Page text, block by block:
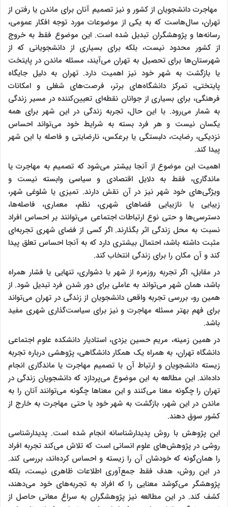
مهاجرت دانشجویان از کشور و نیز تصمیم آنان برای ماندن یا رفتن از
تهران، سال‌هاست که به یکی از موضوعات مورد توجه افکار عمومی،
رسانه‌ها و پژوهشگران تبدیل شده است. این موضوع فقط به خروج
از کشور محدود نیست، بلکه برای بسیاری از دانشجویانی که از
شهرستان‌ها برای تحصیل به تهران می‌آیند، مسئله ماندن در پایتخت
یا بازگشت به شهر خود نیز اهمیت دارد. تهران به دلیل جایگاه
پایتختی، تمرکز دانشگاه‌های برتر، فرصت‌های شغلی و امکانات
فرهنگی، برای بسیاری از جوانان نقطه‌ای تعیین‌کننده در مسیر زندگی
به شمار می‌رود. با این حال، تجربه زندگی در این شهر برای همه
یکسان نیست و هر فرد بسته به شرایط خود می‌تواند احساس
نزدیکی، رضایت، دلبستگی یا برعکس، نارضایتی و فاصله با این شهر
پیدا کند.
اهمیت این موضوع از آنجا بیشتر می‌شود که تصمیم به مهاجرت یا
ماندگاری، فقط به دلایل اقتصادی و سیاسی وابسته نیست و
ویژگی‌های خود شهر نیز در آن نقش دارند. تمیزی یا شلوغی شهر،
زیبایی یا نازیبایی فضاهای شهری، نظم، معماری، فاصله‌ها،
دسترسی‌ها و حتی نوع ارتباطات اجتماعی می‌توانند بر احساس افراد
نسبت به محل زندگی اثر بگذارند. اگر کسی از فضای شهری تجربه‌ای
مثبت داشته باشد، احتمال بیشتری دارد که به آنجا احساس تعلق پیدا
کند و آن مکان را برای زندگی انتخاب کند.
در مقابل، اگر تجربه روزمره از شهر با دشواری، تنهایی یا فشار همراه
باشد، همان شهر می‌تواند به عاملی برای دور شدن فرد تبدیل شود. از
همین رو، بررسی تجربه واقعی دانشجویان از زندگی در تهران می‌تواند
برای فهم بهتر مسئله مهاجرت و نیز برای سیاست‌گذاری شهری مفید
باشد.
در همین زمینه، مریم حسین یزدی، استادیار دانشکده علوم اجتماعی
دانشگاه تهران، به همراه یک همکار دانشگاهی، پژوهشی درباره تجربه
زیسته دانشجویان و ارتباط آن با تصمیم مهاجرت یا ماندگاری انجام
داده‌اند. این مطالعه به این موضوع می‌پردازد که دانشجویان زندگی در
تهران را چگونه معنا می‌کنند و این معناها چگونه می‌توانند آنان را به
ماندن در این شهر، بازگشت به شهر خود یا حتی مهاجرت به خارج از
کشور سوق دهند.
این پژوهش با روش پدیدارشناسانه انجام شده است. پدیدارشناسی
روشی در پژوهش‌های علوم انسانی است که تلاش می‌کند تجربه افراد
را همان‌گونه که خودشان آن را زیسته و احساس کرده‌اند، بررسی کند.
در این روش، هدف فقط جمع‌آوری اطلاعات ظاهری نیست، بلکه
پژوهشگر می‌کوشد معنایی را که افراد به تجربه‌های خود می‌دهند،
کشف کند. در این مطالعه نیز پژوهشگران به سراغ معانی حاصل از